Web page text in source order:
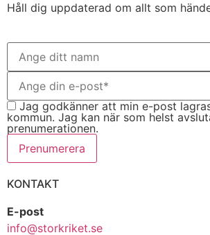
Håll dig uppdaterad om allt som
Jag godkänner att min e-post
kommun. Jag kan när som helst
prenumerationen.
Prenumerera
KONTAKT
E-post
info@storkriket.se